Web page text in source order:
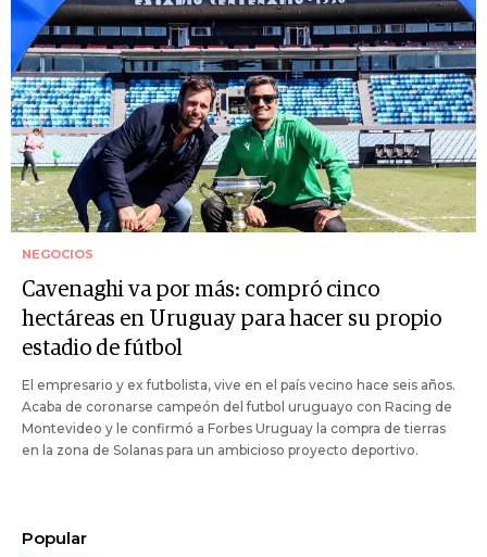
NEGOCIOS
Cavenaghi va por más: compró cinco
hectáreas en Uruguay para hacer su propio
estadio de fútbol
El empresario y ex futbolista, vive en el país vecino hace seis años.
Acaba de coronarse campeón del futbol uruguayo con Racing de
Montevideo y le confirmó a Forbes Uruguay la compra de tierras
en la zona de Solanas para un ambicioso proyecto deportivo.
Popular